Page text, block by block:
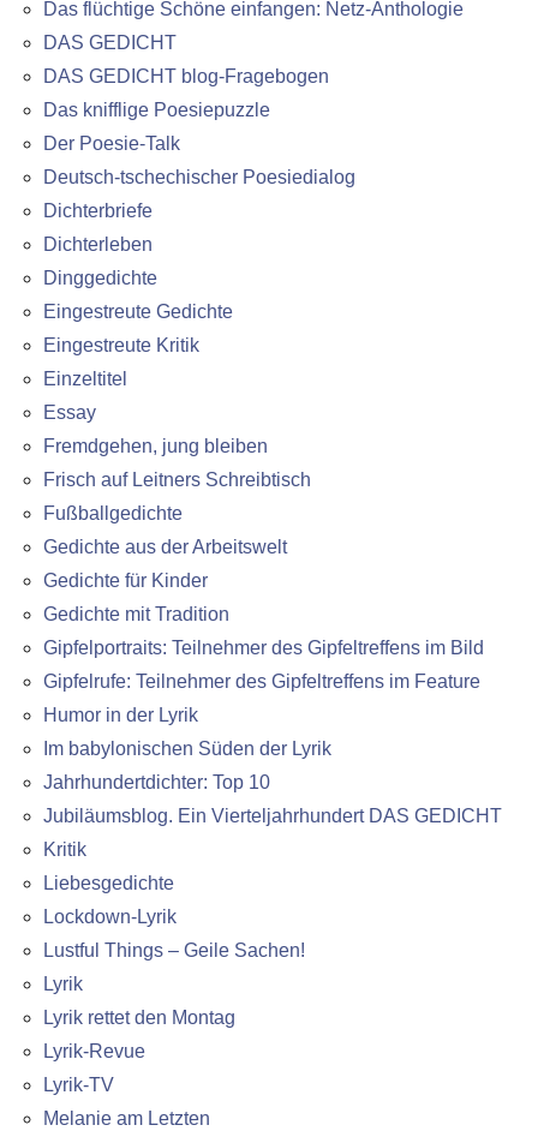
Das flüchtige Schöne einfangen: Netz-Anthologie
DAS GEDICHT
DAS GEDICHT blog-Fragebogen
Das knifflige Poesiepuzzle
Der Poesie-Talk
Deutsch-tschechischer Poesiedialog
Dichterbriefe
Dichterleben
Dinggedichte
Eingestreute Gedichte
Eingestreute Kritik
Einzeltitel
Essay
Fremdgehen, jung bleiben
Frisch auf Leitners Schreibtisch
Fußballgedichte
Gedichte aus der Arbeitswelt
Gedichte für Kinder
Gedichte mit Tradition
Gipfelportraits: Teilnehmer des Gipfeltreffens im Bild
Gipfelrufe: Teilnehmer des Gipfeltreffens im Feature
Humor in der Lyrik
Im babylonischen Süden der Lyrik
Jahrhundertdichter: Top 10
Jubiläumsblog. Ein Vierteljahrhundert DAS GEDICHT
Kritik
Liebesgedichte
Lockdown-Lyrik
Lustful Things – Geile Sachen!
Lyrik
Lyrik rettet den Montag
Lyrik-Revue
Lyrik-TV
Melanie am Letzten